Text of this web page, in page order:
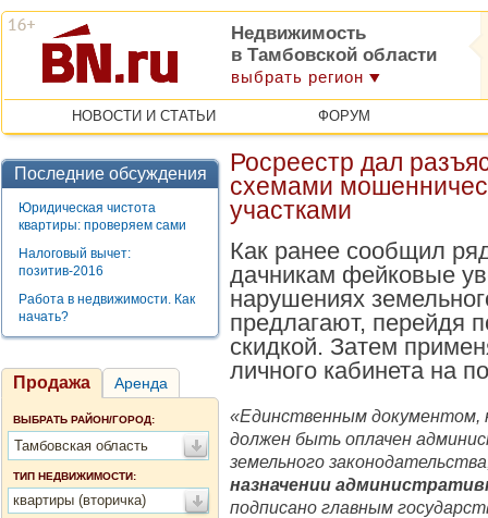
Недвижимость
в Тамбовской области
выбрать регион
НОВОСТИ И СТАТЬИ ФОРУМ
Последние обсуждения
Юридическая чистота
квартиры: проверяем сами
Налоговый вычет:
позитив-2016
Работа в недвижимости. Как
начать?
Продажа Аренда
ВЫБРАТЬ РАЙОН/ГОРОД:
Тамбовская область
ТИП НЕДВИЖИМОСТИ:
квартиры (вторичка)
Росреестр дал
схемами
участками
Как ранее сообщил
дачникам фейковые
нарушениях
предлагают, перейдя
скидкой. Затем
личного кабинета на
«Единственным документом,
должен быть оплачен
земельного
назначении
подписано главным